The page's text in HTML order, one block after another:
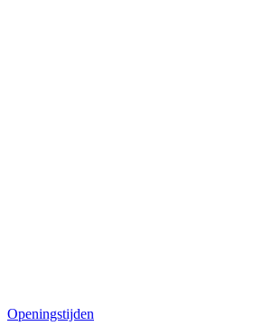
Openingstijden